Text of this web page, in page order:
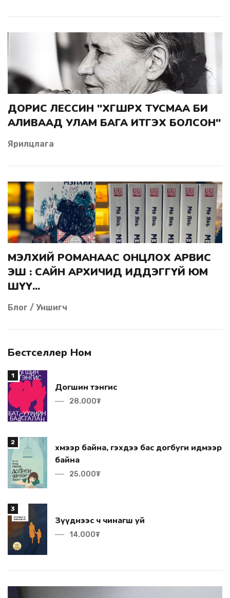
ДОРИС ЛЕССИН "ХӨГШРӨХ ТУСМАА БИ
АЛИВААД УЛАМ БАГА ИТГЭХ БОЛСОН"
Ярилцлага
МЭЛХИЙ РОМАНААС ОНЦЛОХ АРВИС
ЭШ : САЙН АРХИЧИД ИДДЭГГҮЙ ЮМ
ШҮҮ...
Блог / Уншигч
Бестселлер Ном
1
Догшин тэнгис
28.000₮
2
байна
25.000₮
3
Зүүднээс ч чинагш уй
14.000₮